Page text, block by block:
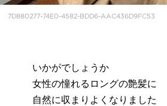
7D880277-74E0-4582-BDD6-AAC436D9FC53
いかがでしょうか
女性の憧れるロングの艶髪に
自然に収まりよくなりました